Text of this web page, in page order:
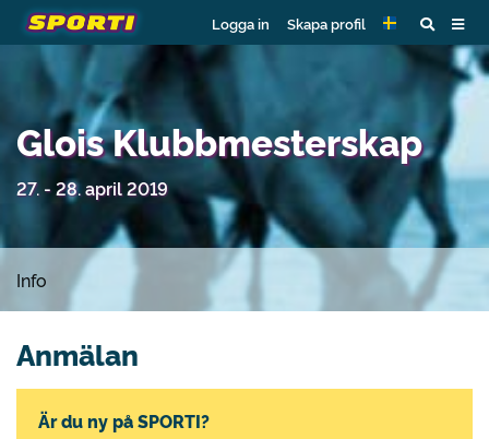
Logga in Skapa profil
Glois Klubbmesterskap
27. - 28. april 2019
Info
Anmälan
Är du ny på SPORTI?